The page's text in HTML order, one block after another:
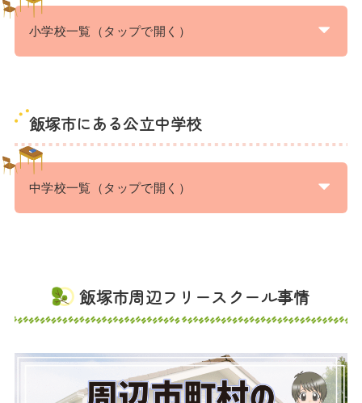
小学校一覧（タップで開く）
飯塚市にある公立中学校
中学校一覧（タップで開く）
飯塚市周辺フリースクール事情